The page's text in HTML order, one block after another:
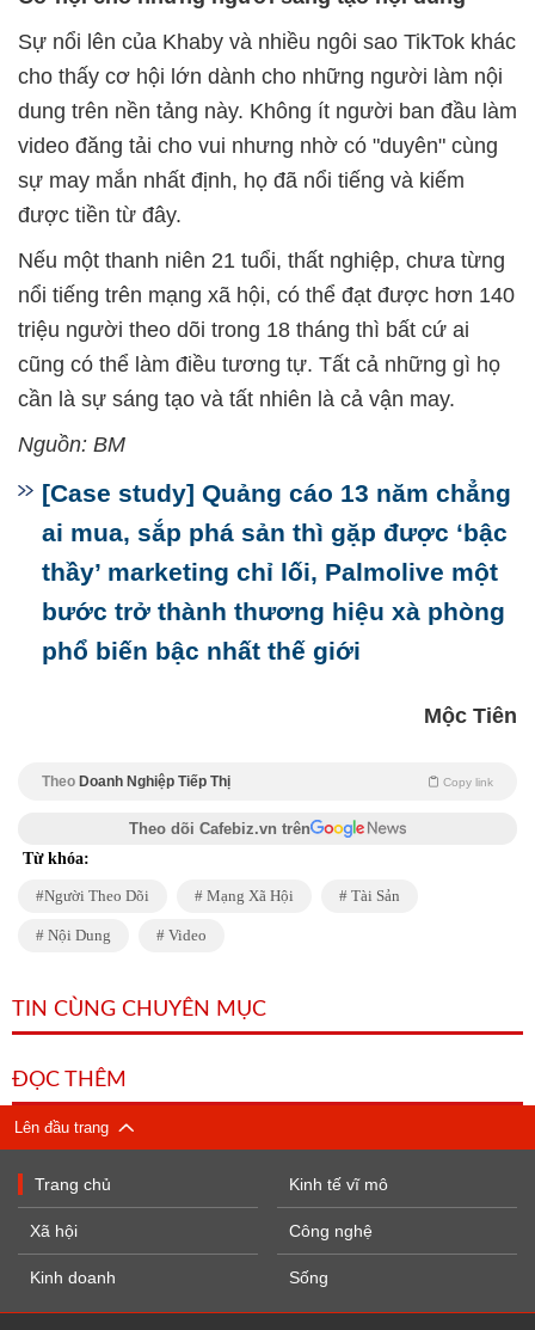
Sự nổi lên của Khaby và nhiều ngôi sao TikTok khác
cho thấy cơ hội lớn dành cho những người làm nội
dung trên nền tảng này. Không ít người ban đầu làm
video đăng tải cho vui nhưng nhờ có "duyên" cùng
sự may mắn nhất định, họ đã nổi tiếng và kiếm
được tiền từ đây.
Nếu một thanh niên 21 tuổi, thất nghiệp, chưa từng
nổi tiếng trên mạng xã hội, có thể đạt được hơn 140
triệu người theo dõi trong 18 tháng thì bất cứ ai
cũng có thể làm điều tương tự. Tất cả những gì họ
cần là sự sáng tạo và tất nhiên là cả vận may.
Nguồn: BM
[Case study] Quảng cáo 13 năm chẳng
ai mua, sắp phá sản thì gặp được ‘bậc
thầy’ marketing chỉ lối, Palmolive một
bước trở thành thương hiệu xà phòng
phổ biến bậc nhất thế giới
Mộc Tiên
Theo Doanh Nghiệp Tiếp Thị Copy link
Theo dõi Cafebiz.vn trên
Từ khóa:
Người Theo Dõi Mạng Xã Hội Tài Sản
Nội Dung Video
TIN CÙNG CHUYÊN MỤC
ĐỌC THÊM
Lên đầu trang
Trang chủ
Xã hội
Kinh doanh
Kinh tế vĩ mô
Công nghệ
Sống